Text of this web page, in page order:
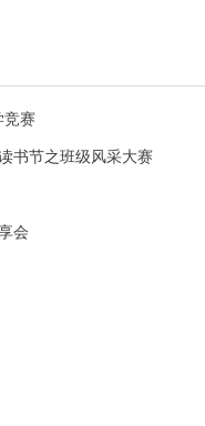
竞赛
书节之班级风采大赛
会